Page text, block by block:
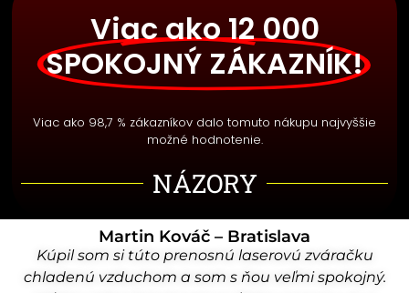
Viac ako 12 000
SPOKOJNÝ ZÁKAZNÍK!
Viac ako 98,7 % zákazníkov dalo tomuto nákupu najvyššie
možné hodnotenie.
NÁZORY
Martin Kováč – Bratislava
Kúpil som si túto prenosnú laserovú zváračku
chladenú vzduchom a som s ňou veľmi spokojný.